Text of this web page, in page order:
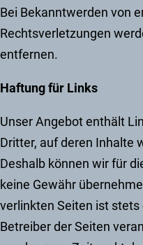
Bei Bekanntwerden von
Rechtsverletzungen
entfernen.
Haftung für Links
Unser Angebot enthält
Dritter, auf deren Inhalte
Deshalb können wir für
keine Gewähr
verlinkten Seiten ist
Betreiber der Seiten